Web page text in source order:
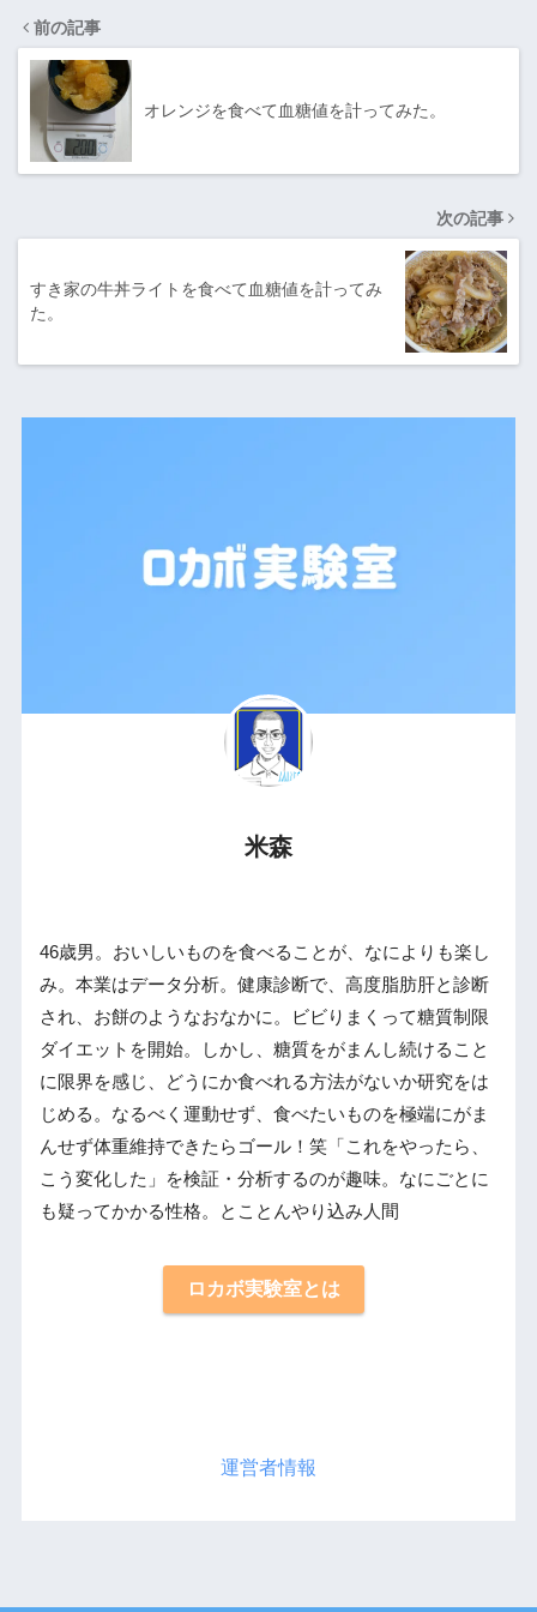
前の記事
オレンジを食べて血糖値を計ってみた。
次の記事
すき家の牛丼ライトを食べて血糖値を計ってみ
た。
米森
46歳男。おいしいものを食べることが、なによりも楽し
み。本業はデータ分析。健康診断で、高度脂肪肝と診断
され、お餅のようなおなかに。ビビりまくって糖質制限
ダイエットを開始。しかし、糖質をがまんし続けること
に限界を感じ、どうにか食べれる方法がないか研究をは
じめる。なるべく運動せず、食べたいものを極端にがま
んせず体重維持できたらゴール！笑「これをやったら、
こう変化した」を検証・分析するのが趣味。なにごとに
も疑ってかかる性格。とことんやり込み人間
ロカボ実験室とは
運営者情報